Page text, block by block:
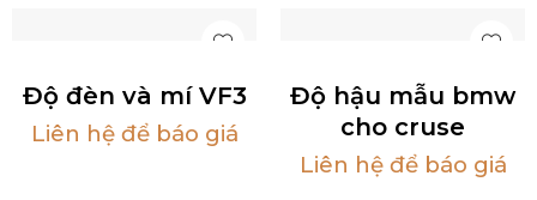
Độ đèn và mí VF3
Liên hệ để báo giá
Độ hậu mẫu bmw
cho cruse
Liên hệ để báo giá